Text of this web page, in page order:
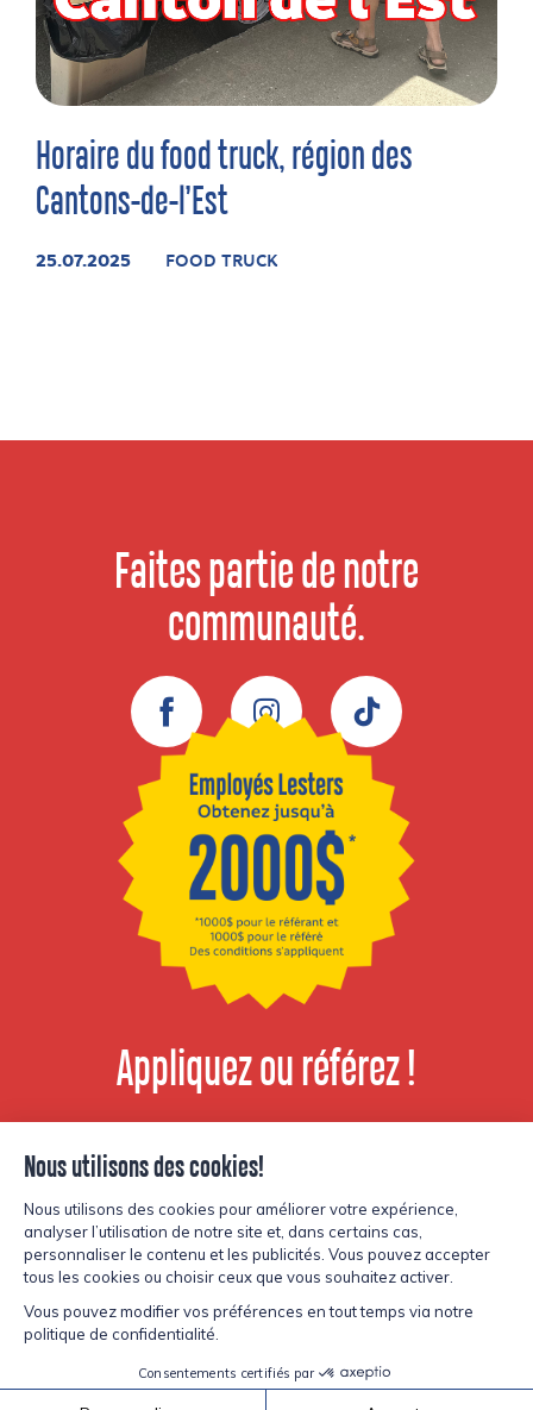
Horaire du food truck, région des
Cantons-de-l’Est
25.07.2025 FOOD TRUCK
Faites partie de notre
communauté.
Facebook Instagram TikTok
Appliquez ou référez !
Voir les postes
disponibles
© Copyright Lesters 2026Politique de confidentialitéSite parKryzalid